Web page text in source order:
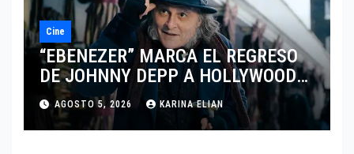
Cine
“EBENEZER” MARCA EL REGRESO
DE JOHNNY DEPP A HOLLYWOOD
TRAS SU PASO POR EL CINE
INDEPENDIENTE EUROPEO
AGOSTO 5, 2026 KARINA ELIAN